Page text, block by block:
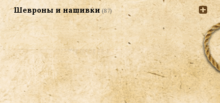
Шевроны и нашивки (87)